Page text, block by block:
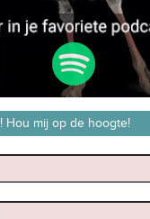
Hou mij op de hoogte!